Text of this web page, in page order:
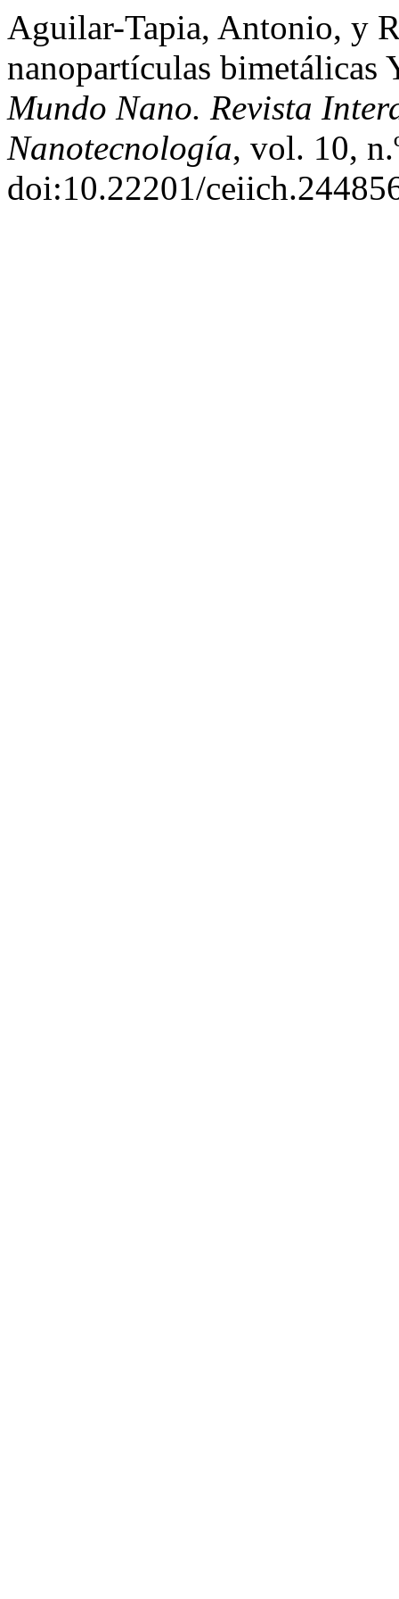
Aguilar-Tapia, Antonio, y
nanopartículas bimetálicas
Mundo Nano. Revista
Nanotecnología, vol. 10,
doi:10.22201/